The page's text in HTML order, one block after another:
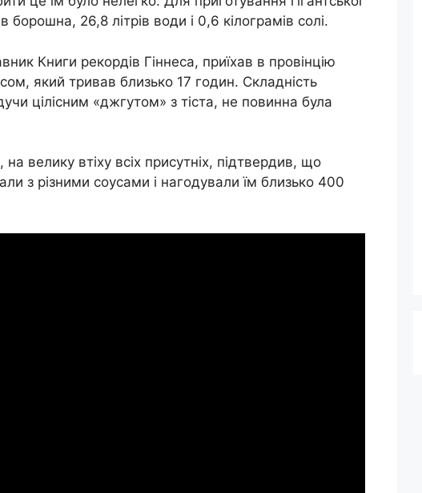
борошна, 26,8 літрів води і 0,6 кілограмів солі.
Книги рекордів Гіннеса, приїхав в провінцію
який тривав близько 17 годин. Складність
цілісним «джгутом» з тіста, не повинна була
велику втіху всіх присутніх, підтвердив, що
з різними соусами і нагодували їм близько 400